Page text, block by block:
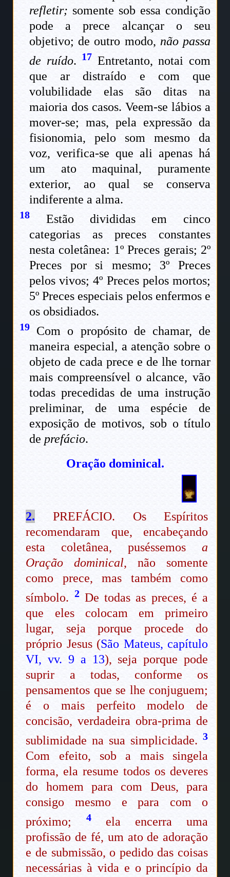
refletir; somente sob essa condição
pode a prece alcançar o seu
objetivo; de outro modo, não passa
de ruído. 17 Entretanto, notai com
que ar distraído e com que
volubilidade elas são ditas na
maioria dos casos. Veem-se lábios a
mover-se; mas, pela expressão da
fisionomia, pelo som mesmo da
voz, verifica-se que ali apenas há
um ato maquinal, puramente
exterior, ao qual se conserva
indiferente a alma.
18 Estão divididas em cinco
categorias as preces constantes
nesta coletânea: 1º Preces gerais; 2º
Preces por si mesmo; 3º Preces
pelos vivos; 4º Preces pelos mortos;
5º Preces especiais pelos enfermos e
os obsidiados.
19 Com o propósito de chamar, de
maneira especial, a atenção sobre o
objeto de cada prece e de lhe tornar
mais compreensível o alcance, vão
todas precedidas de uma instrução
preliminar, de uma espécie de
exposição de motivos, sob o título
de prefácio.
Oração dominical.
2. PREFÁCIO. Os Espíritos
recomendaram que, encabeçando
esta coletânea, puséssemosa
Oração dominical, não somente
como prece, mas também como
símbolo. 2De todas as preces, é a
que eles colocam em primeiro
lugar, seja porque procede do
próprio Jesus (São Mateus, capítulo
VI, vv. 9 a 13), seja porque pode
suprir a todas, conforme os
pensamentos que se lhe conjuguem;
é o mais perfeito modelo de
concisão, verdadeira obra-prima de
sublimidade na sua simplicidade.3
Com efeito, sob a mais singela
forma, ela resume todos os deveres
do homem para com Deus, para
consigo mesmo e para com o
próximo;
4ela encerra uma
profissão de fé, um ato de adoração
e de submissão, o pedido das coisas
necessárias à vida e o princípio da